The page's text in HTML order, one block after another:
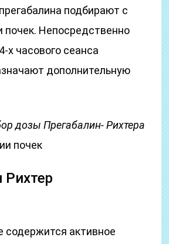
подбирают с
почек. Непосредственно
х часового сеанса
дополнительную
дозы Прегабалин- Рихтера
почек
Рихтер
содержится активное